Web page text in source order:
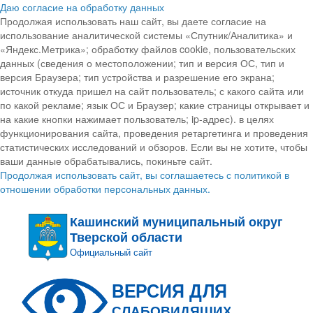
Даю согласие на обработку данных
Продолжая использовать наш сайт, вы даете согласие на
использование аналитической системы «Спутник/Аналитика» и
«Яндекс.Метрика»; обработку файлов cookie, пользовательских
данных (сведения о местоположении; тип и версия ОС, тип и
версия Браузера; тип устройства и разрешение его экрана;
источник откуда пришел на сайт пользователь; с какого сайта или
по какой рекламе; язык ОС и Браузер; какие страницы открывает и
на какие кнопки нажимает пользователь; ip-адрес). в целях
функционирования сайта, проведения ретаргетинга и проведения
статистических исследований и обзоров. Если вы не хотите, чтобы
ваши данные обрабатывались, покиньте сайт.
Продолжая использовать сайт, вы соглашаетесь с политикой в
отношении обработки персональных данных.